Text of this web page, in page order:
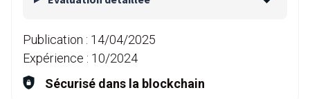
Publication : 14/04/2025
Expérience : 10/2024
Sécurisé dans la blockchain